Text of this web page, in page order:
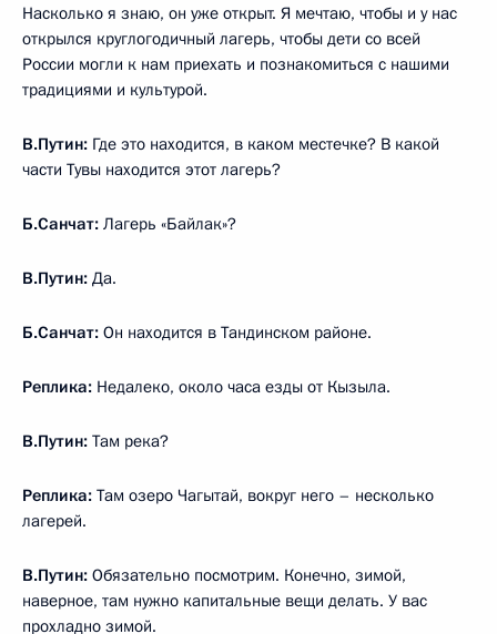
Насколько я знаю, он уже открыт. Я мечтаю, чтобы и у нас
открылся круглогодичный лагерь, чтобы дети со всей
России могли к нам приехать и познакомиться с нашими
традициями и культурой.
В.Путин: Где это находится, в каком местечке? В какой
части Тувы находится этот лагерь?
Б.Санчат: Лагерь «Байлак»?
В.Путин: Да.
Б.Санчат: Он находится в Тандинском районе.
Реплика: Недалеко, около часа езды от Кызыла.
В.Путин: Там река?
Реплика: Там озеро Чагытай, вокруг него – несколько
лагерей.
В.Путин: Обязательно посмотрим. Конечно, зимой,
наверное, там нужно капитальные вещи делать. У вас
прохладно зимой.